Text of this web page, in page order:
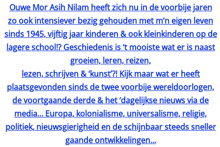
Ouwe Mor Asih Nilam heeft zich nu in de voorbije jaren
zo ook intensiever bezig gehouden met m’n eigen leven
sinds 1945, vijftig jaar kinderen & ook kleinkinderen op de
lagere school!? Geschiedenis is ‘t mooiste wat er is naast
groeien, leren, reizen,
lezen, schrijven & ‘kunst’?! Kijk maar wat er heeft
plaatsgevonden sinds de twee voorbije wereldoorlogen,
de voortgaande derde & het ‘dagelijkse nieuws via de
media… Europa, kolonialisme, universalisme, religie,
politiek, nieuwsgierigheid en de schijnbaar steeds sneller
gaande ontwikkelingen…